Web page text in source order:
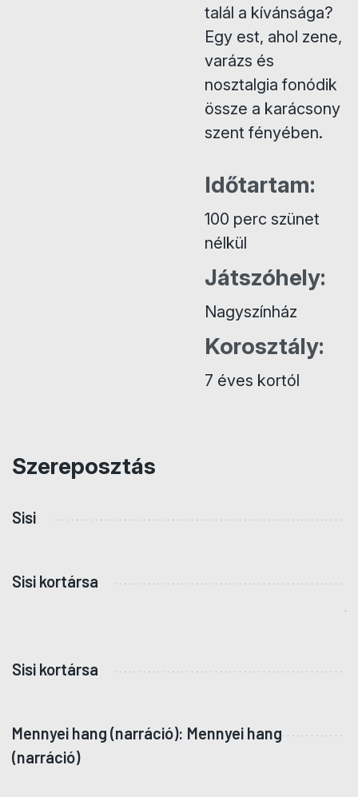
talál a kívánsága?
Egy est, ahol zene,
varázs és
nosztalgia fonódik
össze a karácsony
szent fényében.
Időtartam:
100 perc szünet
nélkül
Játszóhely:
Nagyszínház
Korosztály:
7 éves kortól
Szereposztás
Sisi
Sisi kortársa
Sisi kortársa
Mennyei hang (narráció): Mennyei hang
(narráció)